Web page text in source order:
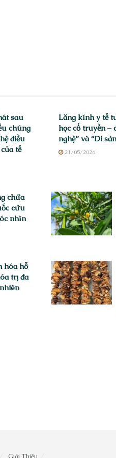
sau
chúng
điều
tế
Lăng kính y tế
học cổ truyền –
nghệ” và “Di
21/05/2026
chữa
cứu
nhìn
hóa hỗ
trị đa
Giới Thiệu